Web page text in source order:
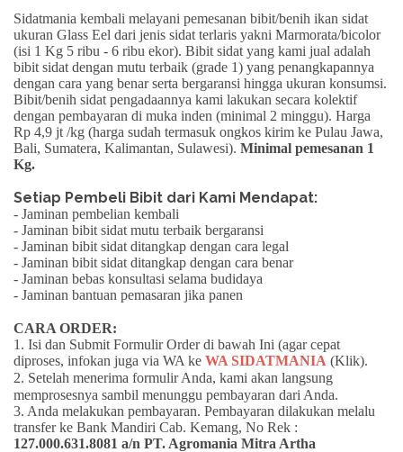
Sidatmania kembali melayani pemesanan bibit/benih ikan sidat
ukuran Glass Eel dari jenis sidat terlaris yakni Marmorata/bicolor
(isi 1 Kg 5 ribu - 6 ribu ekor). Bibit sidat yang kami jual adalah
bibit sidat dengan mutu terbaik (grade 1) yang penangkapannya
dengan cara yang benar serta bergaransi hingga ukuran konsumsi.
Bibit/benih sidat pengadaannya kami lakukan secara kolektif
dengan pembayaran di muka inden (minimal 2 minggu). Harga
Rp 4,9 jt /kg (harga sudah termasuk ongkos kirim ke Pulau Jawa,
Bali, Sumatera, Kalimantan, Sulawesi). Minimal pemesanan 1
Kg.
Setiap Pembeli Bibit dari Kami Mendapat:
- Jaminan pembelian kembali
- Jaminan bibit sidat mutu terbaik bergaransi
- Jaminan bibit sidat ditangkap dengan cara legal
- Jaminan bibit sidat ditangkap dengan cara benar
- Jaminan bebas konsultasi selama budidaya
- Jaminan bantuan pemasaran jika panen
CARA ORDER:
1. Isi dan Submit Formulir Order di bawah Ini (agar cepat
diproses, infokan juga via WA ke WA SIDATMANIA (Klik).
2. Setelah menerima formulir Anda, kami akan langsung
memprosesnya sambil menunggu pembayaran dari Anda.
3. Anda melakukan pembayaran. Pembayaran dilakukan melalu
transfer ke Bank Mandiri Cab. Kemang, No Rek :
127.000.631.8081 a/n PT. Agromania Mitra Artha